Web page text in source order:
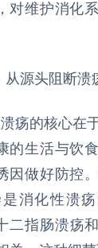
对维护消化
源头阻断溃
疡的核心在
的生活与饮
因做好防控
消化性溃
二指肠溃疡